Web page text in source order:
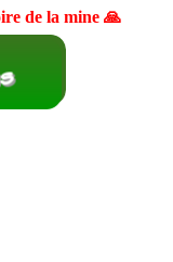
de la mine 🙏